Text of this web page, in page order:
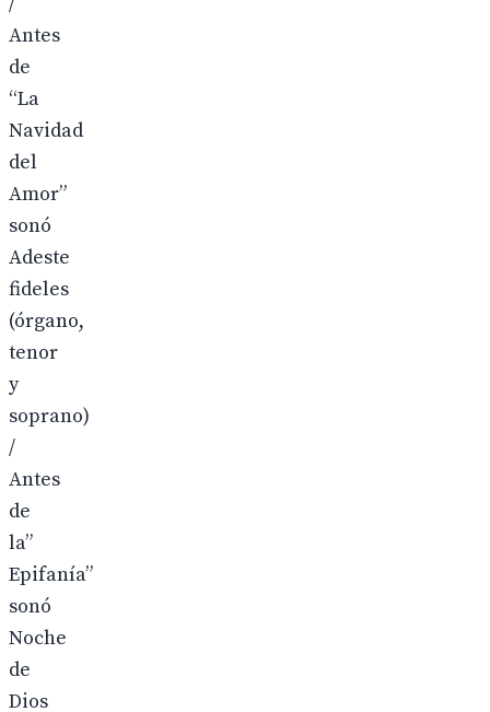
Antes
de
“La
Navidad
del
Amor”
sonó
Adeste
fideles
(órgano,
tenor
y
soprano)
/
Antes
de
la”
Epifanía”
sonó
Noche
de
Dios